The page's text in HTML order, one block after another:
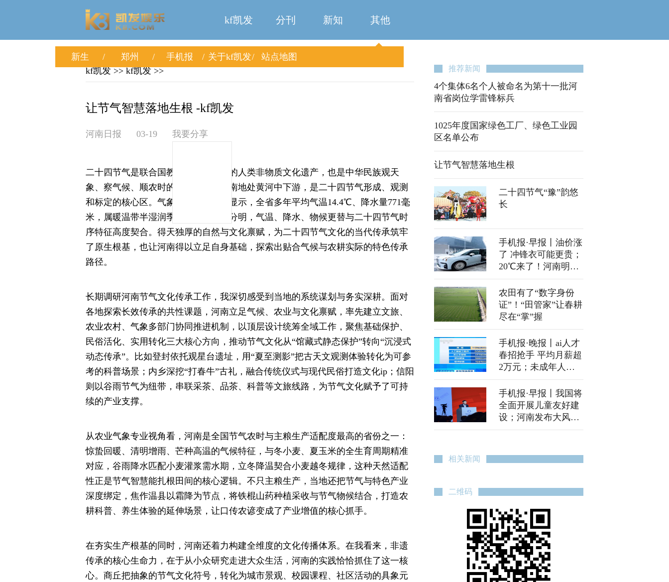
kf凯发 分刊 新知 其他
新生 郑州 手机报 关于kf凯发
站点地图
kf凯发 >> kf凯发 >>
让节气智慧落地生根 -kf凯发
河南日报 03-19 我要分享
二十四节气是联合国教科文组织认定的人类非物质文化遗产，也是中华民族观天
象、察气候、顺农时的生存智慧。河南地处黄河中下游，是二十四节气形成、观测
和标定的核心区。气象部门监测数据显示，全省多年平均气温14.4℃、降水量771毫
米，属暖温带半湿润季风气候，四季分明，气温、降水、物候更替与二十四节气时
序特征高度契合。得天独厚的自然与文化禀赋，为二十四节气文化的当代传承筑牢
了原生根基，也让河南得以立足自身基础，探索出贴合气候与农耕实际的特色传承
路径。
长期调研河南节气文化传承工作，我深切感受到当地的系统谋划与务实深耕。面对
各地探索长效传承的共性课题，河南立足气候、农业与文化禀赋，率先建立文旅、
农业农村、气象多部门协同推进机制，以顶层设计统筹全域工作，聚焦基础保护、
民俗活化、实用转化三大核心方向，推动节气文化从“馆藏式静态保护”转向“沉浸式
动态传承”。比如登封依托观星台遗址，用“夏至测影”把古天文观测体验转化为可参
考的科普场景；内乡深挖“打春牛”古礼，融合传统仪式与现代民俗打造文化ip；信阳
则以谷雨节气为纽带，串联采茶、品茶、科普等文旅线路，为节气文化赋予了可持
续的产业支撑。
从农业气象专业视角看，河南是全国节气农时与主粮生产适配度最高的省份之一：
惊蛰回暖、清明增雨、芒种高温的气候特征，与冬小麦、夏玉米的全生育周期精准
对应，谷雨降水匹配小麦灌浆需水期，立冬降温契合小麦越冬规律，这种天然适配
性正是节气智慧能扎根田间的核心逻辑。不只主粮生产，当地还把节气与特色产业
深度绑定，焦作温县以霜降为节点，将铁棍山药种植采收与节气物候结合，打造农
耕科普、养生体验的延伸场景，让口传农谚变成了产业增值的核心抓手。
在夯实生产根基的同时，河南还着力构建全维度的文化传播体系。在我看来，非遗
传承的核心生命力，在于从小众研究走进大众生活，河南的实践恰恰抓住了这一核
心。商丘把抽象的节气文化符号，转化为城市景观、校园课程、社区活动的具象元
推荐新闻
4个集体6名个人被命名为第十一批河
南省岗位学雷锋标兵
1025年度国家绿色工厂、绿色工业园
区名单公布
让节气智慧落地生根
二十四节气“豫”韵悠
长
手机报·早报丨油价涨
了 冲锋衣可能更贵；
20℃来了！河南明起
大回暖
农田有了“数字身份
证”！“田管家”让春耕
尽在“掌”握
手机报·晚报丨ai人才
春招抢手 平均月薪超
2万元；未成年人网
游充值、直播打赏能
否退回？最高法发文
明确
手机报·早报丨我国将
全面开展儿童友好建
设；河南发布大风大
雾双预警
相关新闻
二维码